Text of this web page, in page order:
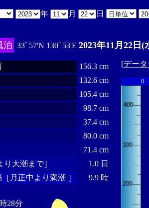
年 月 日
泊 33ﾟ57'N 130ﾟ53'E 2023年11月22日(
156.3 cm
132.6 cm
105.4 cm
98.7 cm
37.4 cm
80.0 cm
71.4 cm
大潮まで］
1.0 日
月正中より満潮 ］
9.9 時
28分
[デー
0